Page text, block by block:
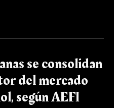
se consolidan
del mercado
según AEFI